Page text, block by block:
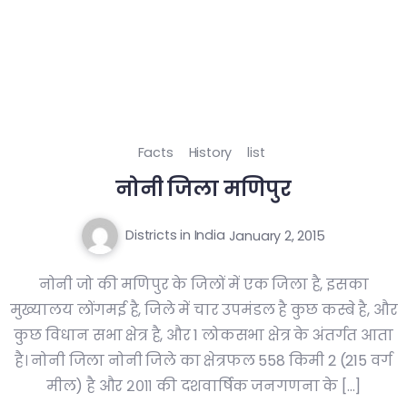
Facts History list
नोनी जिला मणिपुर
Districts in India January 2, 2015
नोनी जो की मणिपुर के जिलों में एक जिला है, इसका
मुख्यालय लोंगमई है, जिले में चार उपमंडल है कुछ कस्बे है, और
कुछ विधान सभा क्षेत्र है, और 1 लोकसभा क्षेत्र के अंतर्गत आता
है। नोनी जिला नोनी जिले का क्षेत्रफल 558 किमी 2 (215 वर्ग
मील) है और २०११ की दशवार्षिक जनगणना के […]